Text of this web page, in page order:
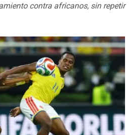
contra africanos, sin repetir